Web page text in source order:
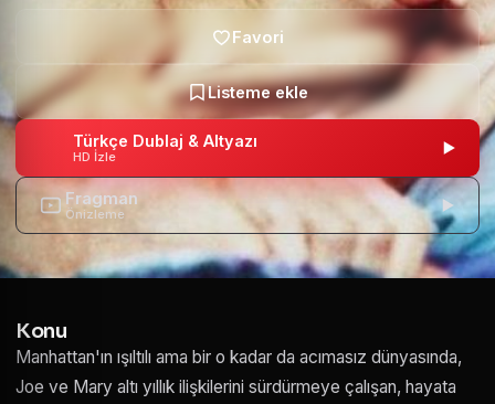
Türkçe Dublaj & Altyazı
HD İzle
Fragman
Önizleme
Konu
Manhattan'ın ışıltılı ama bir o kadar da acımasız dünyasında,
Joe ve Mary altı yıllık ilişkilerini sürdürmeye çalışan, hayata